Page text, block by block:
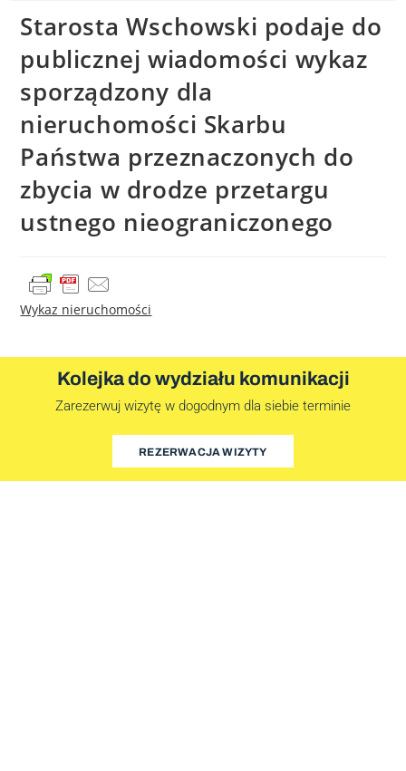
Starosta Wschowski podaje do
publicznej wiadomości wykaz
sporządzony dla
nieruchomości Skarbu
Państwa przeznaczonych do
zbycia w drodze przetargu
ustnego nieograniczonego
Wykaz nieruchomości
Kolejka do wydziału komunikacji
Zarezerwuj wizytę w dogodnym dla siebie terminie
REZERWACJA WIZYTY